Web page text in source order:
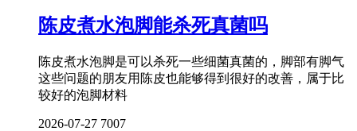
陈皮煮水泡脚能杀死真菌吗
陈皮煮水泡脚是可以杀死一些细菌真菌的，脚部有脚气
这些问题的朋友用陈皮也能够得到很好的改善，属于比
较好的泡脚材料
2026-07-27 7007